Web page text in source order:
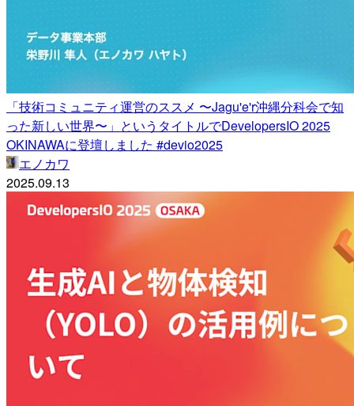
「技術コミュニティ運営のススメ 〜Jagu'e'r沖縄分科会で知
った新しい世界〜」というタイトルでDevelopersIO 2025
OKINAWAに登壇しました #devio2025
エノカワ
2025.09.13